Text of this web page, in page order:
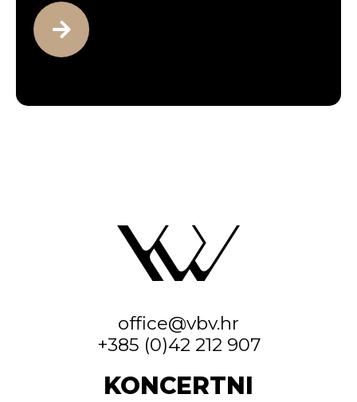
office@vbv.hr
+385 (0)42 212 907
KONCERTNI